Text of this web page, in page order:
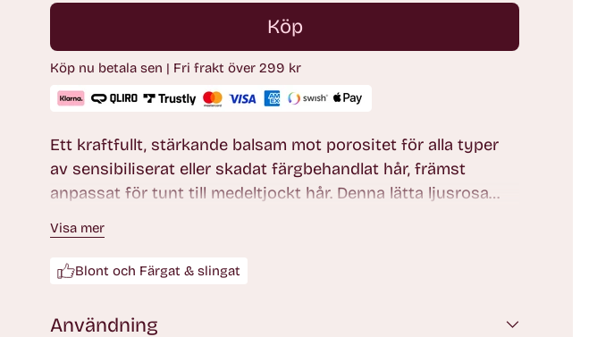
Köp
Köp nu betala sen | Fri frakt över 299 kr
Ett kraftfullt, stärkande balsam mot porositet för alla typer
av sensibiliserat eller skadat färgbehandlat hår, främst
anpassat för tunt till medeltjockt hår. Denna lätta ljusrosa
glansigare hårfärg som bevaras längre.
Visa mer
Blont och Färgat & slingat
Användning